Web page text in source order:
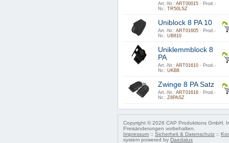
Art.-Nr.: ART00015 · Prod.-
Nr.: TR50LSZ
Uniblock 8 PA 10
Art.-Nr.: ART01605 · Prod.-
Nr.: UB810
Uniklemmblock 8
PA
Art.-Nr.: ART01610 · Prod.-
Nr.: UKB8
Zwinge 8 PA Satz
Art.-Nr.: ART01616 · Prod.-
Nr.: Z8PASZ
Copyright © 2026 CAP Produktions GmbH.
Preisänderungen vorbehalten.
Impressum :: Sicherheit & Datenschutz ::
system powered by Daedalus